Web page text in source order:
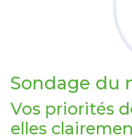
Sondage du
Vos priorités
elles